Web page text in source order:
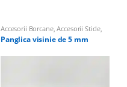
Accesorii Borcane,Accesorii Sticle
Panglici, Hartie de Matase, Panza de
Iuta pentru nunta
Panglica visinie de 5 mm